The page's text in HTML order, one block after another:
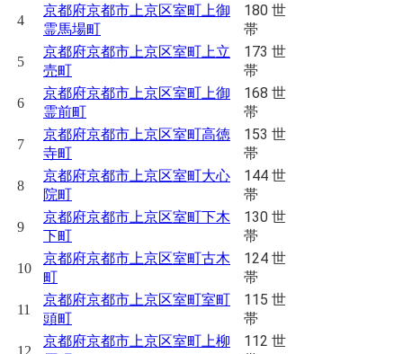
4
京都府京都市上京区室町上御
霊馬場町
180 世
帯
5
京都府京都市上京区室町上立
売町
173 世
帯
6
京都府京都市上京区室町上御
霊前町
168 世
帯
7
京都府京都市上京区室町高徳
寺町
153 世
帯
8
京都府京都市上京区室町大心
院町
144 世
帯
9
京都府京都市上京区室町下木
下町
130 世
帯
10
京都府京都市上京区室町古木
町
124 世
帯
11
京都府京都市上京区室町室町
頭町
115 世
帯
12
京都府京都市上京区室町上柳
112 世